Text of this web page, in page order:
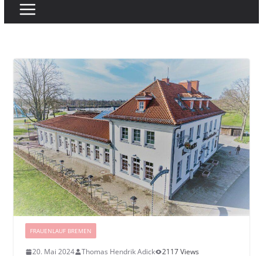
FRAUENLAUF BREMEN
20. Mai 2024 Thomas Hendrik Adick
2117 Views